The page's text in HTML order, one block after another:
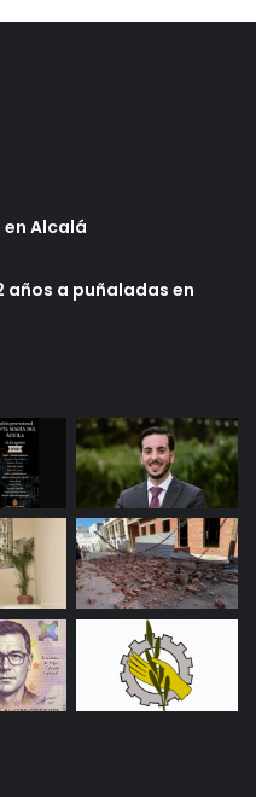
Alcalá
años a puñaladas en